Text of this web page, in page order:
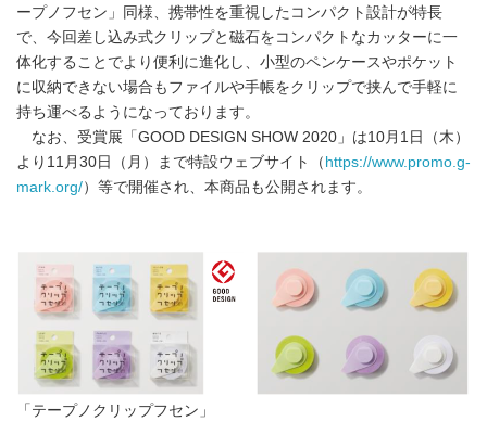
ープノフセン」同様、携帯性を重視したコンパクト設計が特長
で、今回差し込み式クリップと磁石をコンパクトなカッターに一
体化することでより便利に進化し、小型のペンケースやポケット
に収納できない場合もファイルや手帳をクリップで挟んで手軽に
持ち運べるようになっております。
なお、受賞展「GOOD DESIGN SHOW 2020」は10月1日（木）
より11月30日（月）まで特設ウェブサイト（ https://www.promo.g-
mark.org/）等で開催され、本商品も公開されます。
「テープノクリップフセン」